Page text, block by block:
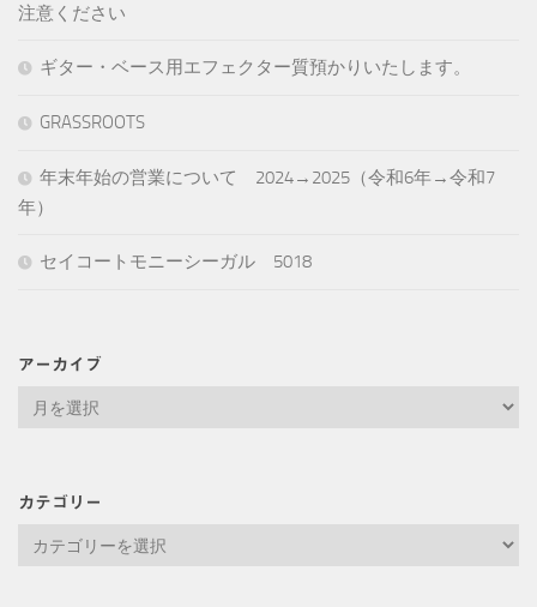
注意ください
ギター・ベース用エフェクター質預かりいたします。
GRASSROOTS
年末年始の営業について 2024→2025（令和6年→令和7
年）
セイコートモニーシーガル 5018
アーカイブ
ブ
カテゴリー